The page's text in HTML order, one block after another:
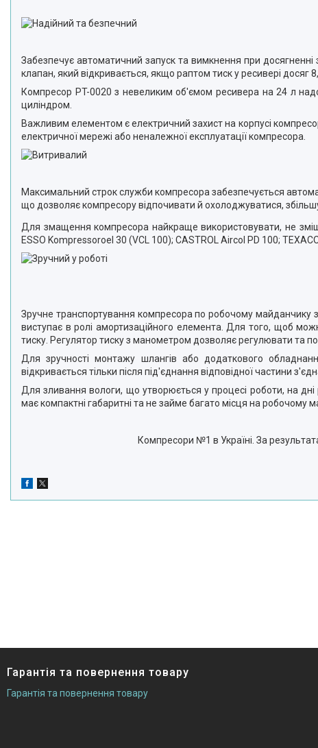
Забезпечує автоматичний запуск та вимкнення при
клапан, який відкривається, якщо раптом тиск у ресивері
Компресор PT-0020 з невеликим об'ємом ресивера на 24 л
циліндром.
Важливим елементом є електричний захист на корпусі
електричної мережі або неналежної експлуатації компресора.
Максимальний строк служби компресора забезпечується
що дозволяє компресору відпочивати й охолоджуватися,
Для змащення компресора найкраще використовувати, не
ESSO Kompressoroel 30 (VCL 100); CASTROL Aircol PD 100;
Зручне транспортування компресора по робочому майданчику
виступає в ролі амортизаційного елемента. Для того, щоб
тиску. Регулятор тиску з манометром дозволяє регулювати та
Для зручності монтажу шлангів або додаткового
відкривається тільки після під'єднання відповідної частини
Для зливання вологи, що утворюється у процесі роботи, на
має компактні габаритні та не займе багато місця на робочому
Компресори №1 в Україні. За
Гарантія та повернення товару
Гарантія та повернення товару